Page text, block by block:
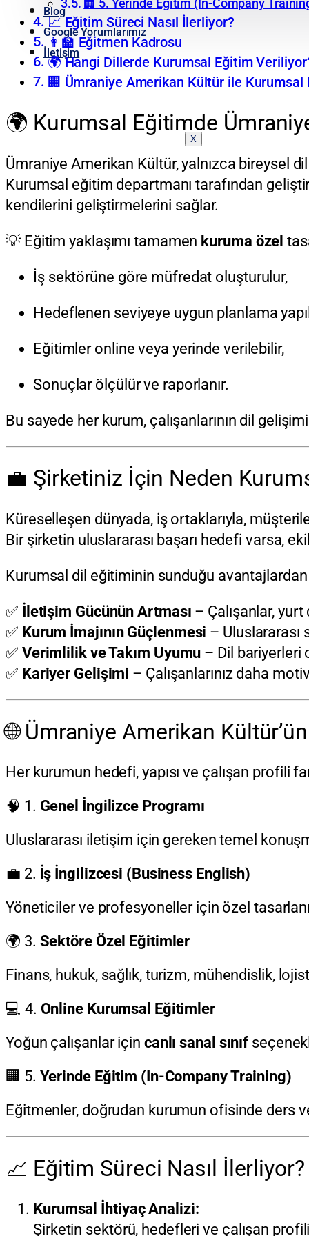
Blog
Google Yorumlarımız
İletişim
X
🏢 5. Yerinde Eğitim (In-Company
📈 Eğitim Süreci Nasıl İlerliyor?
👩‍🏫 Eğitmen Kadrosu
🌍 Hangi Dillerde Kurumsal Eğitim
🏢 Ümraniye Amerikan Kültür ile Kurumsal
🌍 Kurumsal Eğitimde
Ümraniye Amerikan Kültür, yalnızca bireysel
Kurumsal eğitim departmanı tarafından
kendilerini geliştirmelerini sağlar.
💡 Eğitim yaklaşımı tamamen kuruma özel
İş sektörüne göre müfredat oluşturulur,
Hedeflenen seviyeye uygun planlama
Eğitimler online veya yerinde verilebilir,
Sonuçlar ölçülür ve raporlanır.
Bu sayede her kurum, çalışanlarının dil
💼 Şirketiniz İçin Neden
Küreselleşen dünyada, iş ortaklarıyla,
Bir şirketin uluslararası başarı hedefi varsa,
Kurumsal dil eğitiminin sunduğu avantajlardan
✅ İletişim Gücünün Artması – Çalışanlar,
✅ Kurum İmajının Güçlenmesi – Uluslararası
✅ Verimlilik ve Takım Uyumu – Dil bariyerleri
✅ Kariyer Gelişimi – Çalışanlarınız daha
🌐 Ümraniye Amerikan
Her kurumun hedefi, yapısı ve çalışan profili
🧠 1. Genel İngilizce Programı
Uluslararası iletişim için gereken temel
💼 2. İş İngilizcesi (Business English)
Yöneticiler ve profesyoneller için özel
🌍 3. Sektöre Özel Eğitimler
Finans, hukuk, sağlık, turizm, mühendislik,
💻 4. Online Kurumsal Eğitimler
Yoğun çalışanlar için canlı sanal sınıf
🏢 5. Yerinde Eğitim (In-Company Training)
Eğitmenler, doğrudan kurumun ofisinde ders
📈 Eğitim Süreci Nasıl İlerliyor?
Kurumsal İhtiyaç Analizi:
Şirketin sektörü, hedefleri ve çalışan